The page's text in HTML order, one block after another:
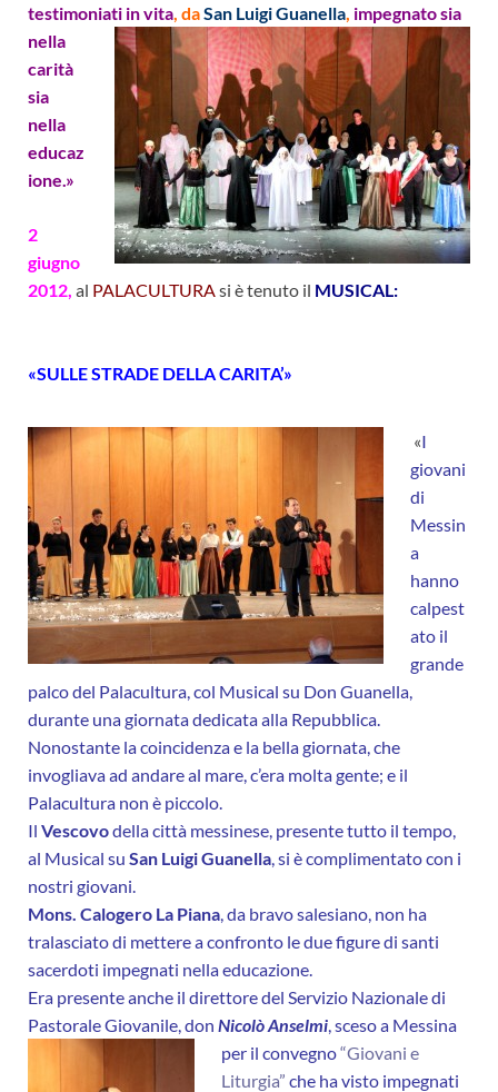
testimoniati invita, daSan Luigi Guanella, impegnato sia
nella
carità
sia
nella
educaz
ione.»
2
giugno
2012, al PALACULTURAsi è tenuto il MUSICAL:
«SULLE STRADE DELLA CARITA’»
«I
giovani
di
Messin
a
hanno
calpest
ato il
grande
palco del Palacultura, col Musical su Don Guanella,
durante una giornata dedicata alla Repubblica.
Nonostante la coincidenza e la bella giornata, che
invogliava ad andare al mare, c’era molta gente; e il
Palacultura non è piccolo.
Il Vescovodella città messinese, presente tutto il tempo,
al Musical su San Luigi Guanella , si è complimentato con i
nostri giovani.
Mons. Calogero La Piana , da bravo salesiano, non ha
tralasciato di mettere a confronto le due figure di santi
sacerdoti impegnati nella educazione.
Era presente anche il direttore del Servizio Nazionale di
Pastorale Giovanile, don Nicolò Anselmi , sceso a Messina
per il convegno“Giovani e
Liturgia” che ha visto impegnati